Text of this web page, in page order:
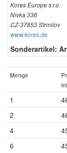
Kores Europe s.r.o.
Nivka 336
CZ-37853 Strmilov
www.kores.de
Sonderartikel:
Menge
1
2
4
6